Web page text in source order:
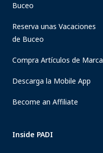
Buceo
Reserva unas Vacaciones
de Buceo
Compra Artículos de Marca
Descarga la Mobile App
Become an Affiliate
Inside PADI